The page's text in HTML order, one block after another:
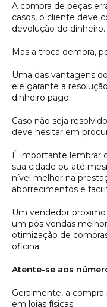
A compra de peças
casos, o cliente deve
devolução do dinheiro.
Mas a troca demora,
Uma das vantagens
ele garante a
dinheiro pago.
Caso não seja
deve hesitar em
É importante lembrar
sua cidade ou até
nível melhor na
aborrecimentos e
Um vendedor
um pós vendas
otimização de
oficina.
Atente-se aos
Geralmente, a
em lojas físicas.